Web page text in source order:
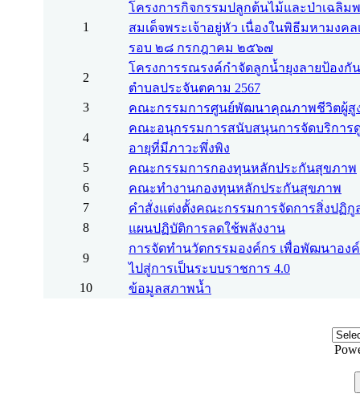
1
โครงการกิจกรรมปลูกต้นไม้และป่าเฉลิม
สมเด็จพระเจ้าอยู่หัว เนื่องในพิธีมหามงค
รอบ ๒๘ กรกฎาคม ๒๕๖๗
2
โครงการรณรงค์กำจัดลูกน้ำยุงลายป้องกั
ตำบลประจันตคาม 2567
3
คณะกรรมการศูนย์พัฒนาคุณภาพชีวิตผู้สู
4
คณะอนุกรรมการสนับสนุนการจัดบริการ
อายุที่มีภาวะพึ่งพิง
5
คณะกรรมการกองทุนหลักประกันสุขภาพ
6
คณะทำงานกองทุนหลักประกันสุขภาพ
7
คำสั่งแต่งตั้งคณะกรรมการจัดการสิ่งปฏิกู
8
แผนปฏิบัติการลดใช้พลังงาน
9
การจัดทำนวัตกรรมองค์กร เพื่อพัฒนาอง
ไปสู่การเป็นระบบราชการ 4.0
10
ข้อมูลสภาพน้ำ